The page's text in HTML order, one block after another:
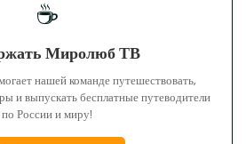
☕
Миролюб ТВ
нашей команде путешествовать,
и выпускать бесплатные путеводители
по России и миру!